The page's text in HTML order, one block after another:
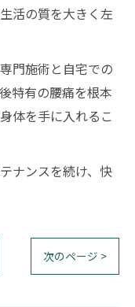
活の質を大きく左
門施術と自宅での
特有の腰痛を根本
体を手に入れるこ
ナンスを続け、快
次のページ >